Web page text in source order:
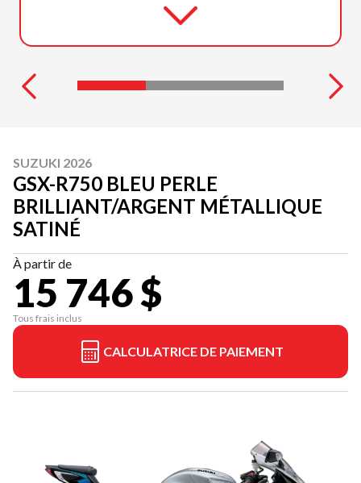
SUZUKI 2026
GSX-R750 BLEU PERLE
BRILLIANT/ARGENT MÉTALLIQUE
SATINÉ
À partir de
15 746 $
Tous frais inclus
CALCULATRICE DE PAIEMENT